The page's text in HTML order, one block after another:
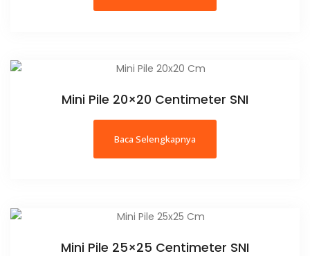
Mini Pile 20×20 Centimeter SNI
Baca Selengkapnya
Mini Pile 25×25 Centimeter SNI